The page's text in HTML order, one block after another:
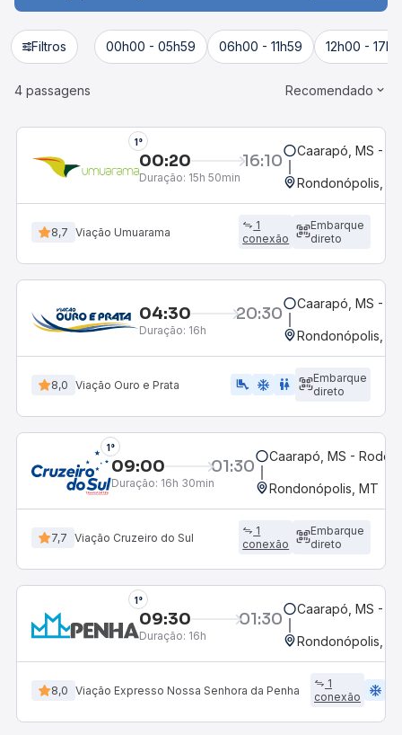
Filtros 00h00 - 05h59 06h00 - 11h59 12h00 -
4 passagens Recomendado
1°
00:20 16:10
Duração: 15h 50min
Caarapó, MS -
Rondonópolis,
8,7 Viação Umuarama
1
conexão
Embarque
direto
04:30 20:30
Duração: 16h
Caarapó, MS -
Rondonópolis,
8,0 Viação Ouro e Prata airline_seat_legroom_extra ac_unit WC
Embarque
direto
1°
09:00 01:30
Duração: 16h 30min
Caarapó, MS -
Rondonópolis, MT
7,7 Viação Cruzeiro do Sul
1
conexão
Embarque
direto
1°
09:30 01:30
Duração: 16h
Caarapó, MS -
Rondonópolis,
8,0 Viação Expresso Nossa Senhora da Penha
1
conexão
ac_unit